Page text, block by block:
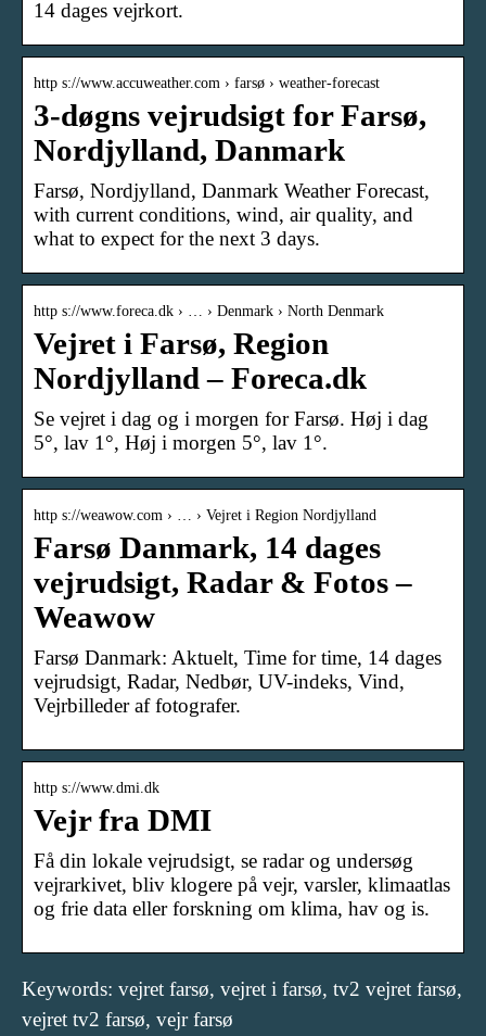
14 dages vejrkort.
http s://www.accuweather.com › farsø › weather-forecast
3-døgns vejrudsigt for Farsø,
Nordjylland, Danmark
Farsø, Nordjylland, Danmark Weather Forecast,
with current conditions, wind, air quality, and
what to expect for the next 3 days.
http s://www.foreca.dk › … › Denmark › North Denmark
Vejret i Farsø, Region
Nordjylland – Foreca.dk
Se vejret i dag og i morgen for Farsø. Høj i dag
5°, lav 1°, Høj i morgen 5°, lav 1°.
http s://weawow.com › … › Vejret i Region Nordjylland
Farsø Danmark, 14 dages
vejrudsigt, Radar & Fotos –
Weawow
Farsø Danmark: Aktuelt, Time for time, 14 dages
vejrudsigt, Radar, Nedbør, UV-indeks, Vind,
Vejrbilleder af fotografer.
http s://www.dmi.dk
Vejr fra DMI
Få din lokale vejrudsigt, se radar og undersøg
vejrarkivet, bliv klogere på vejr, varsler, klimaatlas
og frie data eller forskning om klima, hav og is.
Keywords: vejret farsø, vejret i farsø, tv2 vejret farsø,
vejret tv2 farsø, vejr farsø